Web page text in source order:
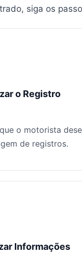
siga os
o Registro
o motorista
de registros.
Informações